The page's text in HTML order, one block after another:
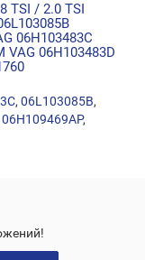
TSI / 2.0 TSI
06H103483C
06H103483D
, 06L103085B,
06H109469AP,